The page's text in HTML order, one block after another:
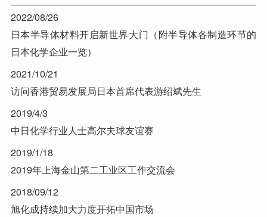
2022/08/26
日本半导体材料开启新世界大门（附半导体各制造环节的
日本化学企业一览）
2021/10/21
访问香港贸易发展局日本首席代表游绍斌先生
2019/4/3
中日化学行业人士高尔夫球友谊赛
2019/1/18
2019年上海金山第二工业区工作交流会
2018/09/12
旭化成持续加大力度开拓中国市场